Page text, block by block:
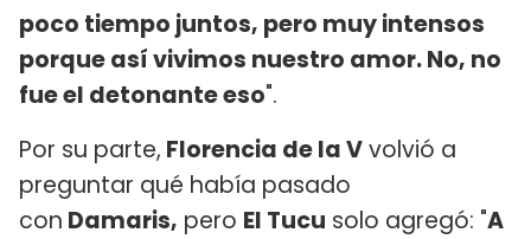
poco tiempo juntos, pero muy intensos
porque así vivimos nuestro amor. No, no
fue el detonante eso".
Por su parte, Florencia de la Vvolvió a
preguntar qué había pasado
con Damaris, pero El Tucu solo agregó: "A